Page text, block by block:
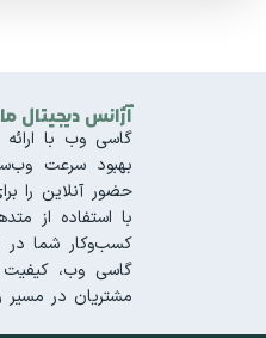
آژانس
گاسی وب با
بهبود سرعت
حضور آنلاین را
با استفاده از
کسب‌وکار شما در
گاسی وب، کیفیت
مشتریان در